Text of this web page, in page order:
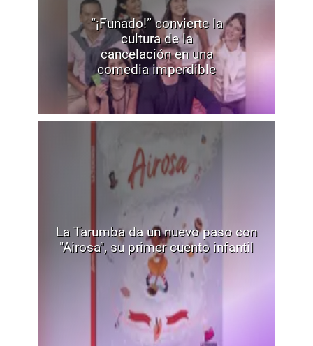
“¡Funado!” convierte la
cultura de la
cancelación en una
comedia imperdible
La Tarumba da un nuevo paso con
"Airosa", su primer cuento infantil